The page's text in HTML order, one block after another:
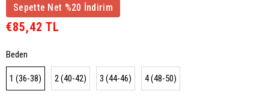
Sepette Net %20 İndirim
€85,42 TL
Beden
1 (36-38) 2 (40-42) 3 (44-46) 4 (48-50)